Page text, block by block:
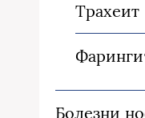
Трахеит
Болезни